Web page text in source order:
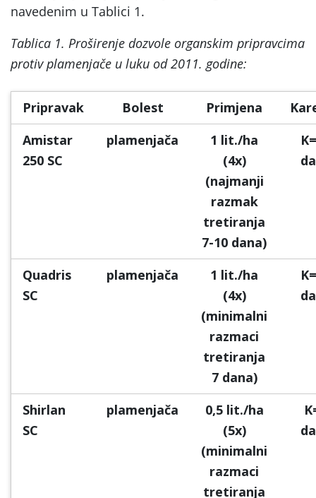
navedenim u Tablici 1.
Tablica 1. Proširenje dozvole organskim pripravcima
protiv plamenjače u luku od 2011. godine:
Pripravak Bolest Primjena
Amistar
250 SC
plamenjača
1 lit./ha
(4x)
(najmanji
razmak
tretiranja
7-10 dana)
Quadris
SC
plamenjača
1 lit./ha
(4x)
(minimalni
razmaci
tretiranja
7 dana)
Shirlan
SC
plamenjača
0,5 lit./ha
(5x)
(minimalni
razmaci
tretiranja